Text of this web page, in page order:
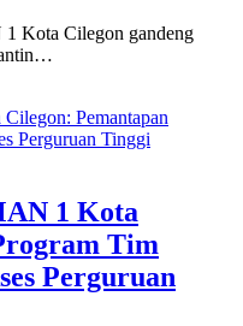
Kota Cilegon gandeng
1 Kota
Tim
Perguruan